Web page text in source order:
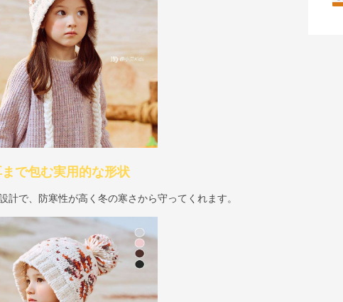
で包む実用的な形状
計で、防寒性が高く冬の寒さから守ってくれます。